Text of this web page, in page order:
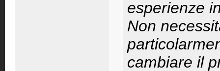
esperienze
Non
cambiare il